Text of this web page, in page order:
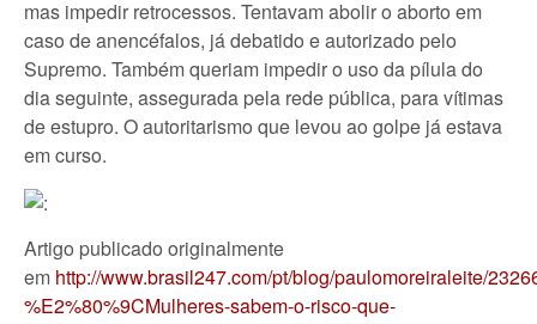
mas impedir retrocessos. Tentavam abolir o aborto em
caso de anencéfalos, já debatido e autorizado pelo
Supremo. Também queriam impedir o uso da pílula do
dia seguinte, assegurada pela rede pública, para vítimas
de estupro. O autoritarismo que levou ao golpe já estava
em curso.
Artigo publicado originalmente
em http://www.brasil247.com/pt/blog/paulomoreiraleite/
%E2%80%9CMulheres-sabem-o-risco-que-